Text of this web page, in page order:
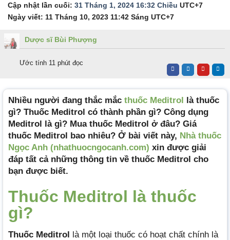
Cập nhật lần cuối: 31 Tháng 1, 2024 16:32 Chiều UTC+7
Ngày viết: 11 Tháng 10, 2023 11:42 Sáng UTC+7
Dược sĩ Bùi Phượng
Ước tính 11 phút đọc
Nhiều người đang thắc mắc thuốc Meditrol là thuốc
gì? Thuốc Meditrol có thành phần gì? Công dụng
Meditrol là gì? Mua thuốc Meditrol ở đâu? Giá
thuốc Meditrol bao nhiêu? Ở bài viết này, Nhà thuốc
Ngọc Anh (nhathuocngocanh.com) xin được giải
đáp tất cả những thông tin về thuốc Meditrol cho
bạn được biết.
Thuốc Meditrol là thuốc
gì?
Thuốc Meditrol là một loại thuốc có hoạt chất chính là